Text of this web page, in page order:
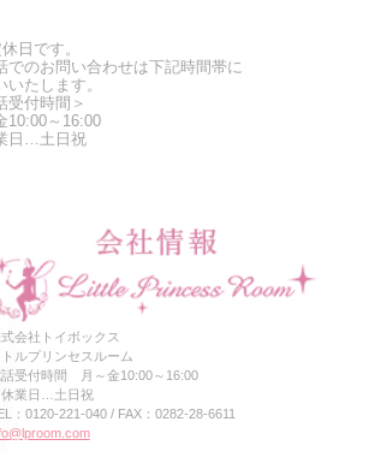
日です。
でのお問い合わせは下記時間帯に
いたします。
受付時間＞
10:00～16:00
日…土日祝
会社トイボックス
トルプリンセスルーム
話受付時間 月～金10:00～16:00
業日…土日祝
：0120-221-040 / FAX：0282-28-6611